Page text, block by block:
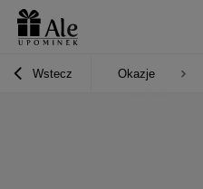
Wstecz Okazje